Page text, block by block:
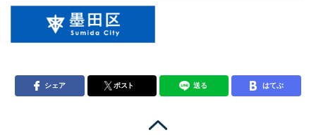
シェア ポスト 送る はてぶ